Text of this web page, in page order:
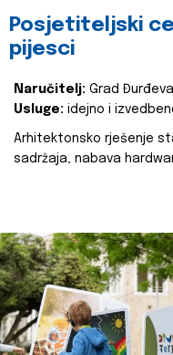
Posjetiteljski
pijesci
Naručitelj: Grad
Usluge: idejno i
Arhitektonsko rješenje
sadržaja, nabava